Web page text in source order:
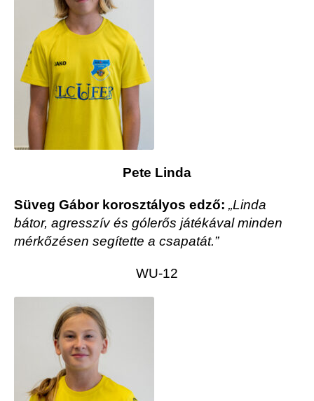
Pete Linda
Süveg Gábor korosztályos edző: „Linda
bátor, agresszív és gólerős játékával minden
mérkőzésen segítette a csapatát.”
WU-12